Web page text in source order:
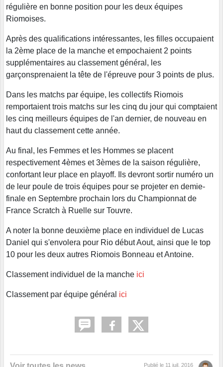
régulière en bonne position pour les deux équipes
Riomoises.
Après des qualifications intéressantes, les filles occupaient
la 2ème place de la manche et empochaient 2 points
supplémentaires au classement général, les
garçonsprenaient la tête de l'épreuve pour 3 points de plus.
Dans les matchs par équipe, les collectifs Riomois
remportaient trois matchs sur les cinq du jour qui comptaient
les cinq meilleurs équipes de l'an dernier, de nouveau en
haut du classement cette année.
Au final, les Femmes et les Hommes se placent
respectivement 4èmes et 3èmes de la saison régulière,
confortant leur place en playoff. Ils devront sortir numéro un
de leur poule de trois équipes pour se projeter en demie-
finale en Septembre prochain lors du Championnat de
France Scratch à Ruelle sur Touvre.
A noter la bonne deuxième place en individuel de Lucas
Daniel qui s'envolera pour Rio début Aout, ainsi que le top
10 pour les deux autres Riomois Bonneau et Antoine.
Classement individuel de la manche ici
Classement par équipe général ici
Publié le 11 juil. 2016